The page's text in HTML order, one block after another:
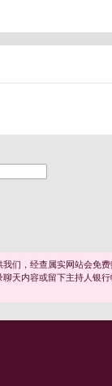
们，经查属实网站会免费
天内容或留下主持人银